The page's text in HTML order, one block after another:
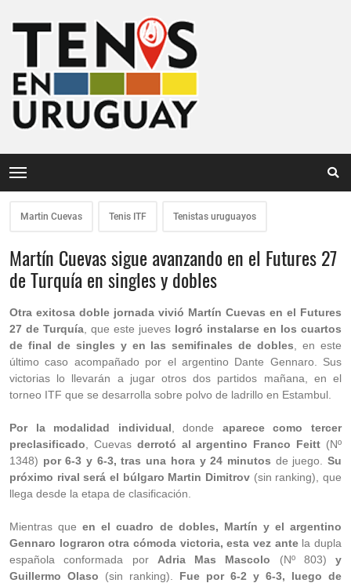
Martin Cuevas Tenis ITF Tenistas uruguayos
Martín Cuevas sigue avanzando en el Futures 27
de Turquía en singles y dobles
Otra exitosa doble jornada vivió Martín Cuevas en el Futures
27 de Turquía , que este jueves logró instalarse en los cuartos
de final de singles y en las semifinales de dobles , en este
último caso acompañado por el argentino Dante Gennaro. Sus
victorias lo llevarán a jugar otros dos partidos mañana, en el
torneo ITF que se desarrolla sobre polvo de ladrillo en Estambul.
Por la modalidad individual , donde aparece como tercer
preclasificado , Cuevas derrotó al argentino Franco Feitt (Nº
1348) por 6-3 y 6-3, tras una hora y 24 minutos de juego.Su
próximo rival será el búlgaro Martin Dimitrov (sin ranking), que
llega desde la etapa de clasificación.
Mientras queen el cuadro de dobles, Martín y el argentino
Gennaro lograron otra cómoda victoria, esta vez antela dupla
española conformada por Adria Mas Mascolo (Nº 803) y
Guillermo Olaso (sin ranking). Fue por 6-2 y 6-3, luego de